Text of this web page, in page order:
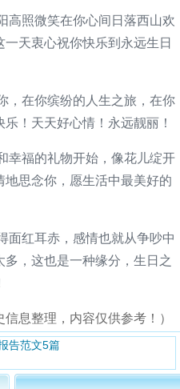
高照微笑在你心间日落西山欢
天衷心祝你快乐到永远生日
，在你缤纷的人生之旅，在你
！天天好心情！永远靓丽！
幸福的礼物开始，像花儿绽开
思念你，愿生活中最美好的
面红耳赤，感情也就从争吵中
，这也是一种缘分，生日之
息整理，内容仅供参考！）
告范文5篇